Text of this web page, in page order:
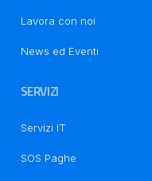
Lavora con noi
News ed Eventi
SERVIZI
Servizi IT
SOS Paghe
Informativa sulla raccolta